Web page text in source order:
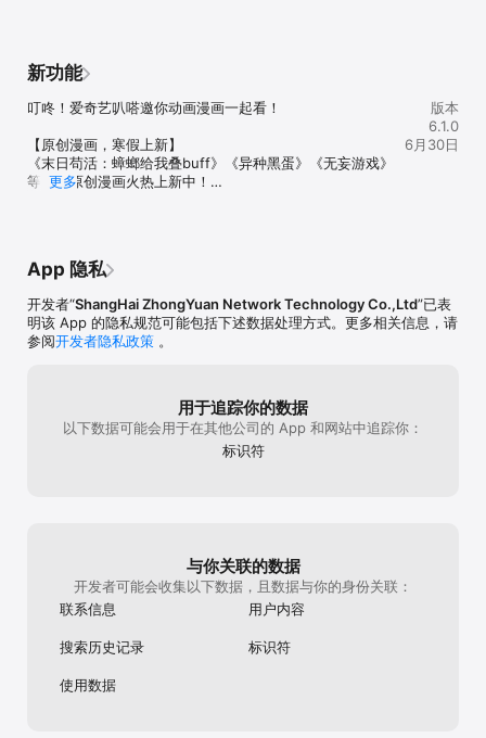
端、智能家居），同时含海量内容抢先看、广告特权、帧绮映画4K画
质、杜比音效等豪华特权，以及其他增值权益。
续包季产品)，12个月（黄金会员连续包年产品）。
-- 订阅价格：以iAP申请信息为准，例如连续包月产品每月25元，连
续包季产品每季68元，连续包年产品每年238元。
-- 付款：用户确认购买并付款后记入iTunes账户。
-- 取消续订：如需取消续订，请在当前订阅周期到期前24小时以前，
-- 首月免费试用：免费试用期内再次续订或取消续订，不会向用户收
回免费试用权益，用户可以继续试用直至试用周期结束。
-- 隐私政策：http://www.iqiyi.com/common/privateh5.html
-- 用户协议：http://www.iqiyi.com/common/loginProtocol.html
-- 自动续费会员服务协议：
电视、车载端、智能家居），同时含海量内容抢先看、广告特权、帧
绮映画4K画质等豪华特权，以及其他增值权益。
-- 订阅周期：1个月（白金会员连续包月产品），3个月(白金会员连
手动在iTunes/Apple ID设置管理中关闭自动续订功能。
-- 续订：苹果iTunes账户会在到期前24小时内扣费，扣费成功后订阅
周期顺延一个订阅周期。
-- 首月免费试用：免费试用期内再次续订或取消续订，不会向用户收
-- 隐私政策：http://www.iqiyi.com/common/privateh5.html
-- 自动续费会员服务协议：
新功能
叮咚！爱奇艺叭嗒邀你动画漫画一起看！
【原创漫画，寒假上新】
《末日苟活：蟑螂给我叠buff》《异种黑蛋》《无妄游戏》
等精彩原创漫画火热上新中！
《成何体统》《航海王》 《大主宰》 超多热门正版动画无
广告随心看！
【动画&漫画，一站畅享双重精彩】
《逆天邪神》《神澜奇域无双珠》《苍兰诀》热门IP动画漫
更多
版本
6.1.0
6月30日
App 隐私
开发者“ShangHai ZhongYuan Network Technology Co.,Ltd”已表
明该 App 的隐私规范可能包括下述数据处理方式。更多相关信息，请
参阅开发者隐私政策 。
用于追踪你的数据
以下数据可能会用于在其他公司的 App 和网站中追踪你：
标识符
与你关联的数据
开发者可能会收集以下数据，且数据与你的身份关联：
联系信息
用户内容
搜索历史记录 标识符
使用数据